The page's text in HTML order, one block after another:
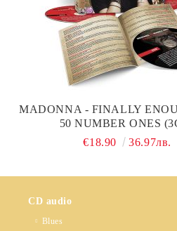
MADONNA - FINALLY
50 NUMBER ONES
€18.90
36.97лв.
CD audio
Blues